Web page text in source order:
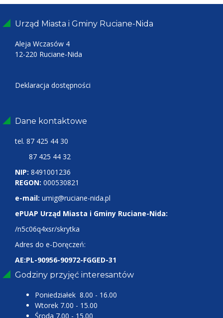
Urząd Miasta i Gminy Ruciane-Nida
Aleja Wczasów 4
12-220 Ruciane-Nida
Deklaracja dostępności
Dane kontaktowe
tel. 87 425 44 30
87 425 44 32
NIP: 8491001236
REGON: 000530821
e-mail: umig@ruciane-nida.pl
ePUAP Urząd Miasta i Gminy Ruciane-Nida:
/n5c06q4xsr/skrytka
Adres do e-Doręczeń:
AE:PL-90956-90972-FGGED-31
Godziny przyjęć interesantów
Poniedziałek 8.00 - 16.00
Wtorek 7.00 - 15.00
Środa 7.00 - 15.00